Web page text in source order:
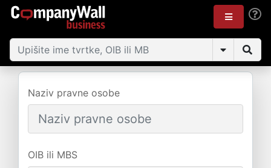
Naziv pravne osobe
OIB ili MBS